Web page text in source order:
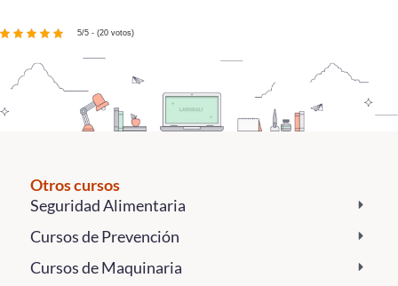
5/5 - (20 votos)
Otros cursos
Seguridad Alimentaria
Cursos de Prevención
Cursos de Maquinaria